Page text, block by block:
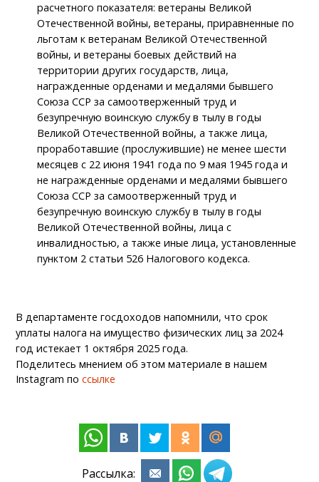
расчетного показателя: ветераны Великой
Отечественной войны, ветераны, приравненные по
льготам к ветеранам Великой Отечественной
войны, и ветераны боевых действий на
территории других государств, лица,
награжденные орденами и медалями бывшего
Союза ССР за самоотверженный труд и
безупречную воинскую службу в тылу в годы
Великой Отечественной войны, а также лица,
проработавшие (прослужившие) не менее шести
месяцев с 22 июня 1941 года по 9 мая 1945 года и
не награжденные орденами и медалями бывшего
Союза ССР за самоотверженный труд и
безупречную воинскую службу в тылу в годы
Великой Отечественной войны, лица с
инвалидностью, а также иные лица, установленные
пунктом 2 статьи 526 Налогового кодекса.
В департаменте госдоходов напомнили, что срок
уплаты налога на имущество физических лиц за 2024
год истекает 1 октября 2025 года.
Поделитесь мнением об этом материале в нашем
Instagram поссылке
Рассылка: